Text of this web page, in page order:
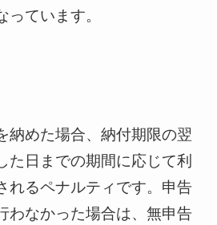
ています。
納めた場合、納付期限の翌
た日までの期間に応じて利
れるペナルティです。申告
わなかった場合は、無申告